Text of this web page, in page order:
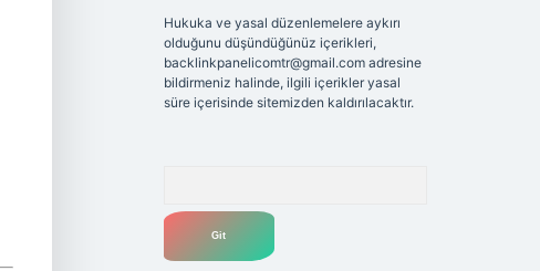
Hukuka ve yasal düzenlemelere aykırı
olduğunu düşündüğünüz içerikleri,
backlinkpanelicomtr@gmail.comadresine
bildirmeniz halinde, ilgili içerikler yasal
süre içerisinde sitemizden kaldırılacaktır.